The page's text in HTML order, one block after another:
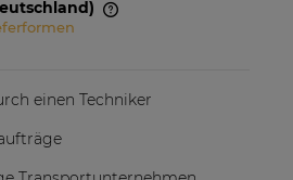
Zahlungskosten nicht
einen Techniker